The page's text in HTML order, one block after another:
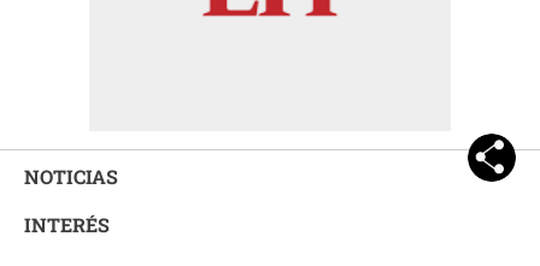
NOTICIAS
INTERÉS